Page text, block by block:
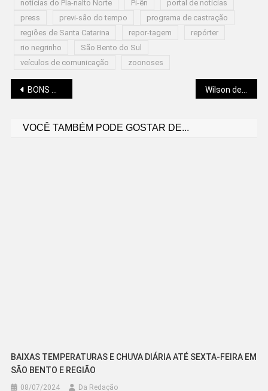
notícias do Pla-nalto Norte Pi-ên
portal de notícias
press
previ-são do tempo
programa de castração
regiões de Santa Catarina
repor-tagem
repórter
rio negrinho
São Bento do Sul
veículos de comunicação
zoonoses
Navegação
BONS MOTORISTAS TERÃO BENEFÍCIOS E DESCONTOS
VOCÊ TAMBÉM PODE GOSTAR DE...
BAIXAS TEMPERATURAS E CHUVA DIÁRIA ATÉ SEXTA-FEIRA EM
SÃO BENTO E REGIÃO
08/07/2024 Da Redação